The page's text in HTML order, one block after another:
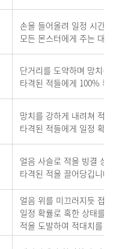
손을 들어올려 일정 시간
모든 몬스터에게 주는 대
단거리를 도약하며 망치를
타격된 적들에게 100% 확
망치를 강하게 내려쳐 적
타격된 적들에게 일정 확
얼음 사슬로 적을 빙결 상
타격된 적을 끌어당깁니다.
얼음 위를 미끄러지듯 접
일정 확률로 혹한 상태를
적을 도발하여 적대치를 상